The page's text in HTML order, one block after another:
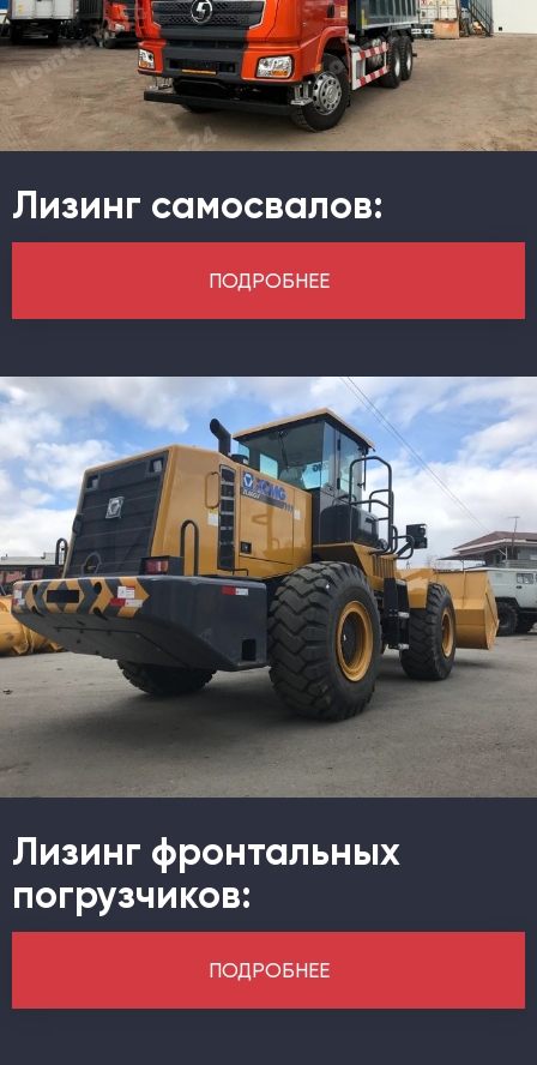
Лизинг самосвалов:
ПОДРОБНЕЕ
Лизинг фронтальных
погрузчиков:
ПОДРОБНЕЕ